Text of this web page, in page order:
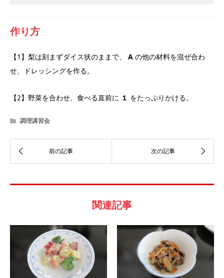
作り方
【1】梨は刻まずダイス状のままで、 A の他の材料を混ぜ合わ
せ、ドレッシングを作る。
【2】野菜を合わせ、食べる直前に １ をたっぷりかける。
調理講習会
関連記事